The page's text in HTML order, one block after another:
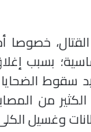
خصوصا
بسبب
الكثير من
وغسيل